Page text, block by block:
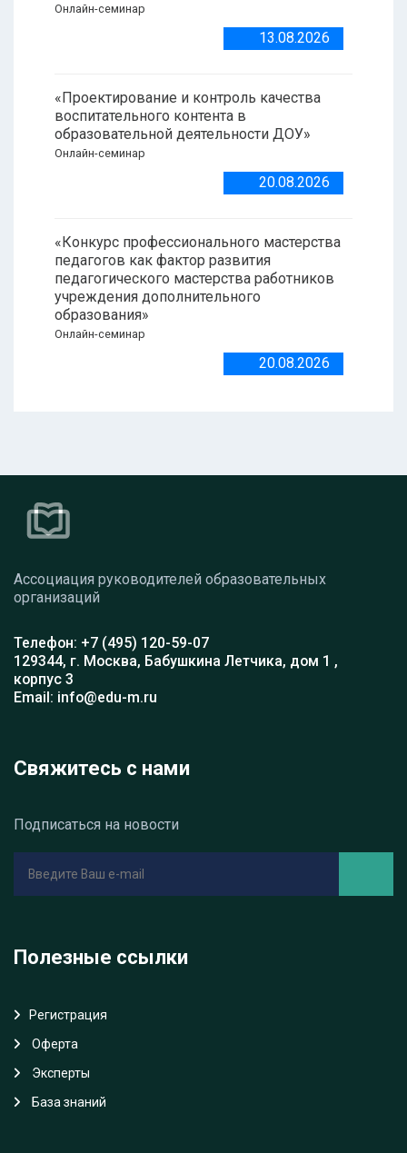
Онлайн-семинар
13.08.2026
«Проектирование и контроль качества
воспитательного контента в
образовательной деятельности ДОУ»
Онлайн-семинар
20.08.2026
«Конкурс профессионального мастерства
педагогов как фактор развития
педагогического мастерства работников
учреждения дополнительного
образования»
Онлайн-семинар
20.08.2026
Ассоциация руководителей образовательных
организаций
Телефон: +7 (495) 120-59-07
129344, г. Москва, Бабушкина Летчика, дом 1 ,
корпус 3
Email: info@edu-m.ru
Свяжитесь с нами
Подписаться на новости
Полезные ссылки
Регистрация
Oферта
Эксперты
База знаний